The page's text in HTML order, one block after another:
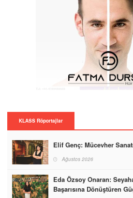
KLASS Röportajlar
Elif Genç: Mücevher
Ağustos 2026
Eda Özsoy Onaran:
Başarısına Dönüştüren